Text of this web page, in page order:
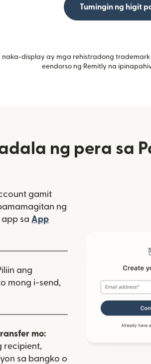
Tumingin ng higit
display ay mga rehistradong
eendorso ng Remitly na
ng pera sa
gamit
ng
bagong window)
sa App
sa bagong window)
ang
mong i-send,
mo:
recipient,
sa bangko o